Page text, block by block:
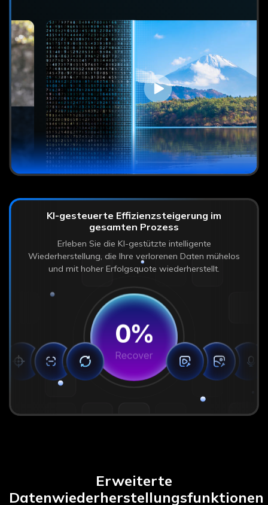
KI-gesteuerte Effizienzsteigerung im
gesamten Prozess
Erleben Sie die KI-gestützte intelligente
Wiederherstellung, die Ihre verlorenen Daten mühelos
und mit hoher Erfolgsquote wiederherstellt.
Erweiterte
Datenwiederherstellungsfunktionen